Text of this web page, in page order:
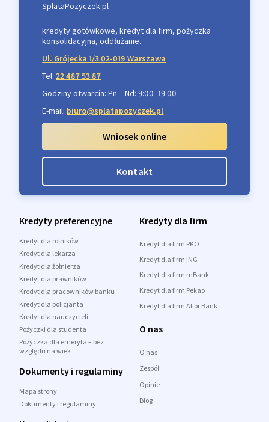
Kredyty preferencyjne
Kredyt dla rolników
Kredyt dla lekarza
Kredyt dla żołnierza
Kredyt dla prawników
Kredyt dla pracowników banku
Kredyt dla policjanta
Kredyt dla nauczycieli
Pożyczki dla studenta
Pożyczka dla emeryta – bez
względu na wiek
Dokumenty i regulaminy
Mapa strony
Dokumenty i regulaminy
Kredyty dla firm
Kredyt dla firm PKO
Kredyt dla firm ING
Kredyt dla firm mBank
Kredyt dla firm Pekao
Kredyt dla firm Alior Bank
O nas
O nas
Zespół
Opinie
Blog
SplataPozyczek.pl
kredyty gotówkowe, kredyt dla firm, pożyczka
konsolidacyjna, oddłużanie.
Ul. Grójecka 1/3 02-019 Warszawa
Tel.22 487 53 87
Godziny otwarcia: Pn – Nd: 9:00–19:00
E-mail: biuro@splatapozyczek.pl
Wniosek online
Kontakt